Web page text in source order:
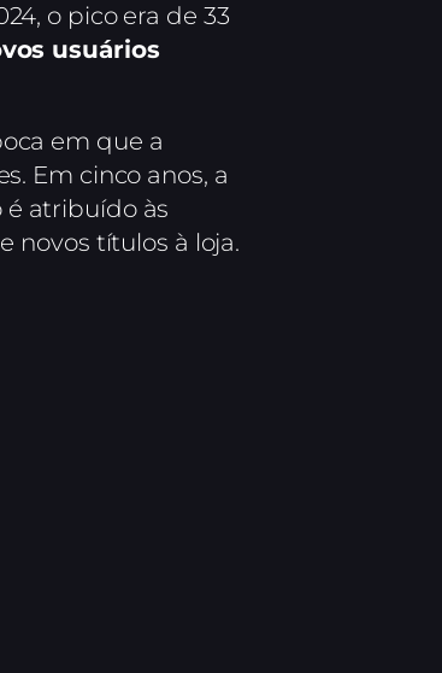
o pico era de 33
usuários
em que a
Em cinco anos, a
é atribuído às
novos títulos à loja.